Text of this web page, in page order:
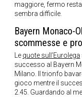
maggiore, fermo
sembra difficile.
Bayern Monaco-
scommesse e
Le quote sull’Eurolega
successo al Bayern
Milano. Il trionfo
gioco mentre il
2.45. Guardando al